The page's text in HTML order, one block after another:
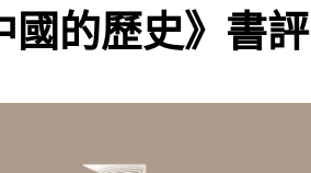
國的歷史》書評